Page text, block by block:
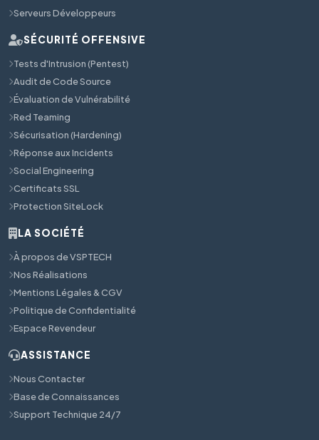
Serveurs Développeurs
SÉCURITÉ OFFENSIVE
Tests d'Intrusion (Pentest)
Audit de Code Source
Évaluation de Vulnérabilité
Red Teaming
Sécurisation (Hardening)
Réponse aux Incidents
Social Engineering
Certificats SSL
Protection SiteLock
LA SOCIÉTÉ
À propos de VSPTECH
Nos Réalisations
Mentions Légales & CGV
Politique de Confidentialité
Espace Revendeur
ASSISTANCE
Nous Contacter
Base de Connaissances
Support Technique 24/7